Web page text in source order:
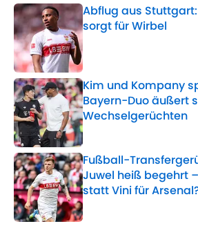
Abflug aus
sorgt für Wirbel
Published by on Invalid
Kim und Kompany
Bayern-Duo äußert
Wechselgerüchten
Published by on Invalid
Fußball-
Juwel heiß begehrt
statt Vini für
Published by on Invalid